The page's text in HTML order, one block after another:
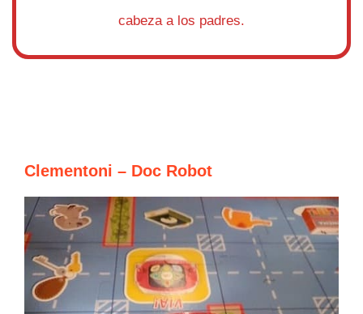
cabeza a los padres.
Clementoni – Doc Robot